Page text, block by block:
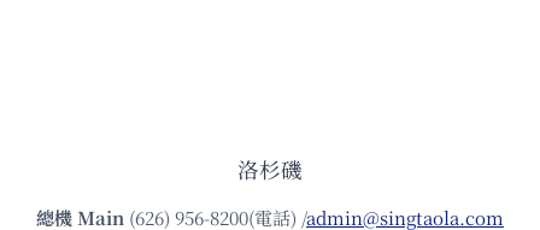
洛杉磯
總機Main (626) 956-8200(電話) /admin@singtaola.com